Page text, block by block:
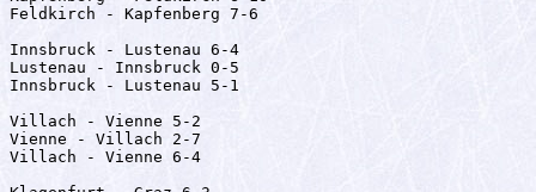
Feldkirch - Kapfenberg 7-6
Innsbruck - Lustenau 6-4
Lustenau - Innsbruck 0-5
Innsbruck - Lustenau 5-1
Villach - Vienne 5-2
Vienne - Villach 2-7
Villach - Vienne 6-4